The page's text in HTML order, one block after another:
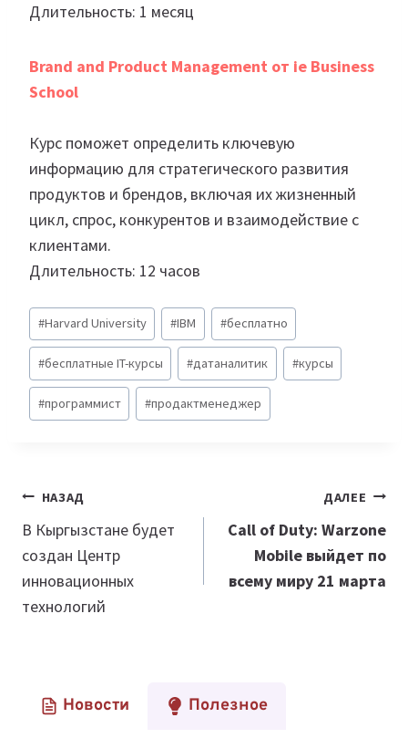
Длительность: 1 месяц
Brand and Product Management от ie Business
School
Курс поможет определить ключевую
информацию для стратегического развития
продуктов и брендов, включая их жизненный
цикл, спрос, конкурентов и взаимодействие с
клиентами.
Длительность: 12 часов
Метки
записи:
#Harvard University #IBM #бесплатно
#бесплатные IT-курсы #датаналитик #курсы
#программист #продактменеджер
Навигация
по
записям
НАЗАД
В Кыргызстане будет
создан Центр
инновационных
технологий
ДАЛЕЕ
Call of Duty: Warzone
Mobile выйдет по
всему миру 21 марта
Новости Полезное